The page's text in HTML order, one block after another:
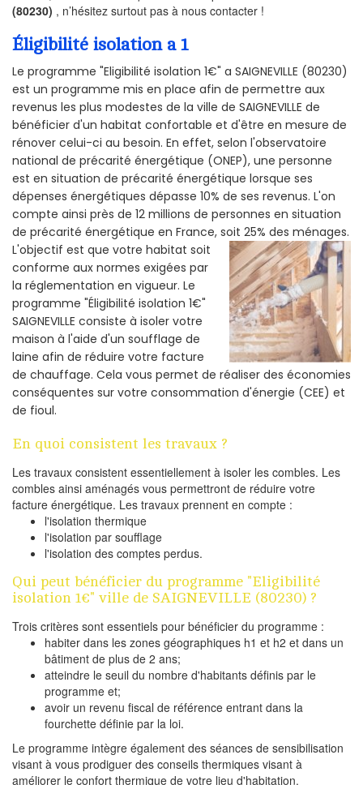
(80230) , n’hésitez surtout pas à nous contacter !
Éligibilité isolation a 1
Le programme "Eligibilité isolation 1€" a SAIGNEVILLE (80230)
est un programme mis en place afin de permettre aux
revenus les plus modestes de la ville de SAIGNEVILLE de
bénéficier d'un habitat confortable et d'être en mesure de
rénover celui-ci au besoin. En effet, selon l'observatoire
national de précarité énergétique (ONEP), une personne
est en situation de précarité énergétique lorsque ses
dépenses énergétiques dépasse 10% de ses revenus. L'on
compte ainsi près de 12 millions de personnes en situation
de précarité énergétique en France, soit 25% des ménages.
L'objectif est que votre habitat soit
conforme aux normes exigées par
la réglementation en vigueur. Le
programme "Éligibilité isolation 1€"
SAIGNEVILLE consiste à isoler votre
maison à l'aide d'un soufflage de
laine afin de réduire votre facture
de chauffage. Cela vous permet de réaliser des économies
conséquentes sur votre consommation d'énergie (CEE) et
de fioul.
En quoi consistent les travaux ?
Les travaux consistent essentiellement à isoler les combles. Les
combles ainsi aménagés vous permettront de réduire votre
facture énergétique. Les travaux prennent en compte :
l'isolation thermique
l'isolation par soufflage
l'isolation des comptes perdus.
Qui peut bénéficier du programme "Eligibilité
isolation 1€" ville de SAIGNEVILLE (80230) ?
Trois critères sont essentiels pour bénéficier du programme :
habiter dans les zones géographiques h1 et h2 et dans un
bâtiment de plus de 2 ans;
atteindre le seuil du nombre d'habitants définis par le
programme et;
avoir un revenu fiscal de référence entrant dans la
fourchette définie par la loi.
Le programme intègre également des séances de sensibilisation
visant à vous prodiguer des conseils thermiques visant à
améliorer le confort thermique de votre lieu d'habitation.